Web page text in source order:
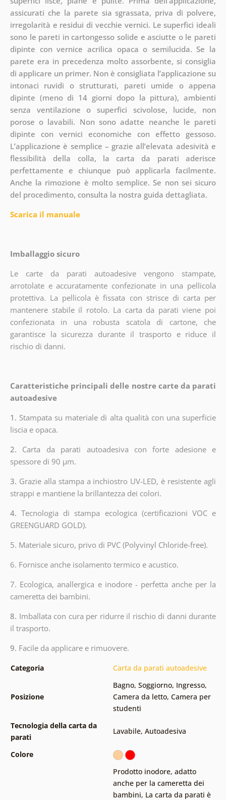
assicurati che la parete sia sgrassata, priva di polvere,
irregolarità e residui di vecchie vernici. Le superfici ideali
sono le pareti in cartongesso solide e asciutte o le pareti
dipinte con vernice acrilica opaca o semilucida. Se la
parete era in precedenza molto assorbente, si consiglia
di applicare un primer. Non è consigliata l’applicazione su
intonaci ruvidi o strutturati, pareti umide o appena
dipinte (meno di 14 giorni dopo la pittura), ambienti
senza ventilazione o superfici scivolose, lucide, non
porose o lavabili. Non sono adatte neanche le pareti
dipinte con vernici economiche con effetto gessoso.
L’applicazione è semplice – grazie all’elevata adesività e
flessibilità della colla, la carta da parati aderisce
perfettamente e chiunque può applicarla facilmente.
Anche la rimozione è molto semplice. Se non sei sicuro
del procedimento, consulta la nostra guida dettagliata.
Scarica il manuale
Imballaggio sicuro
Le carte da parati autoadesive vengono stampate,
arrotolate e accuratamente confezionate in una pellicola
protettiva. La pellicola è fissata con strisce di carta per
mantenere stabile il rotolo. La carta da parati viene poi
confezionata in una robusta scatola di cartone, che
garantisce la sicurezza durante il trasporto e riduce il
rischio di danni.
Caratteristiche principali delle nostre carte da parati
autoadesive
1. Stampata su materiale di alta qualità con una superficie
liscia e opaca.
2. Carta da parati autoadesiva con forte adesione e
spessore di 90 µm.
3. Grazie alla stampa a inchiostro UV-LED, è resistente agli
strappi e mantiene la brillantezza dei colori.
4.Tecnologia di stampa ecologica (certificazioni VOC e
GREENGUARD GOLD).
5. Materiale sicuro, privo di PVC (Polyvinyl Chloride-free).
6. Fornisce anche isolamento termico e acustico.
7. Ecologica, anallergica e inodore - perfetta anche per la
cameretta dei bambini.
8. Imballata con cura per ridurre il rischio di danni durante
il trasporto.
9. Facile da applicare e rimuovere.
Categoria Carta da parati autoadesive
Posizione
Bagno, Soggiorno, Ingresso,
Camera da letto, Camera per
studenti
Tecnologia della carta da
parati
Lavabile, Autoadesiva
Colore
Prodotto inodore, adatto
anche per la cameretta dei
bambini, La carta da parati è